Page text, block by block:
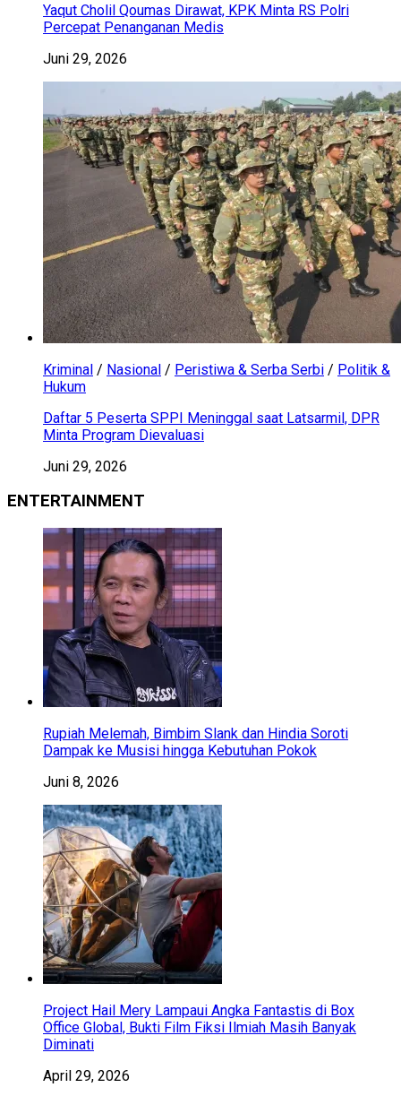
Yaqut Cholil Qoumas Dirawat, KPK Minta RS Polri
Percepat Penanganan Medis
Juni 29, 2026
Kriminal / Nasional / Peristiwa & Serba Serbi / Politik &
Hukum
Daftar 5 Peserta SPPI Meninggal saat Latsarmil, DPR
Minta Program Dievaluasi
Juni 29, 2026
ENTERTAINMENT
Rupiah Melemah, Bimbim Slank dan Hindia Soroti
Dampak ke Musisi hingga Kebutuhan Pokok
Juni 8, 2026
Project Hail Mery Lampaui Angka Fantastis di Box
Office Global, Bukti Film Fiksi Ilmiah Masih Banyak
Diminati
April 29, 2026